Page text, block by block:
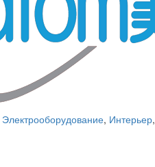
Электрооборудование, Интерьер,